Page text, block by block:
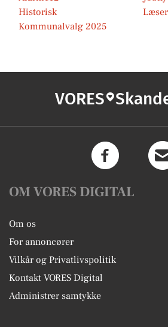
Historisk
Kommunalvalg 2025
VORES
OM VORES DIGITAL
Om os
For annoncører
Vilkår og Privatlivspolitik
Kontakt VORES Digital
Administrer samtykke